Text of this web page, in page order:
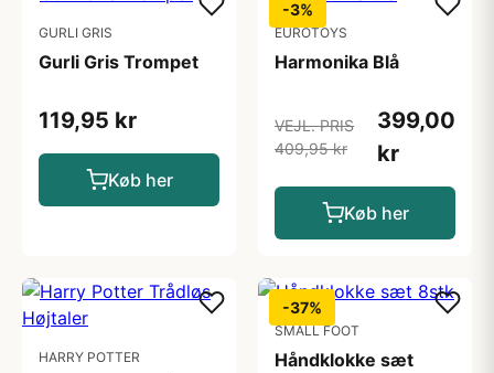
GURLI GRIS
Gurli Gris Trompet
119,95 kr
Køb her
-3%
EUROTOYS
Harmonika Blå
VEJL. PRIS
409,95 kr
399,00
kr
Køb her
HARRY POTTER
-37%
SMALL FOOT
Håndklokke sæt